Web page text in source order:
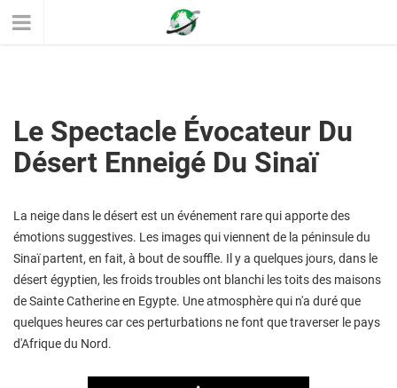
Le Spectacle Évocateur Du
Désert Enneigé Du Sinaï
La neige dans le désert est un événement rare qui apporte des
émotions suggestives. Les images qui viennent de la péninsule du
Sinaï partent, en fait, à bout de souffle. Il y a quelques jours, dans le
désert égyptien, les froids troubles ont blanchi les toits des maisons
de Sainte Catherine en Egypte. Une atmosphère qui n'a duré que
quelques heures car ces perturbations ne font que traverser le pays
d'Afrique du Nord.